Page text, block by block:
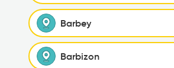
Barbey
Barbizon